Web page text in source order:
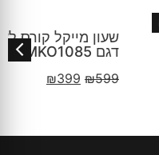
עדין כסף זהב כחול